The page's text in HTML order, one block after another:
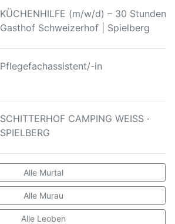
KÜCHENHILFE (m/w/d) – 30 Stunden |
Gasthof Schweizerhof | Spielberg
Pflegefachassistent/-in
SCHITTERHOF CAMPING WEISS ·
SPIELBERG
Alle Murtal
Alle Murau
Alle Leoben